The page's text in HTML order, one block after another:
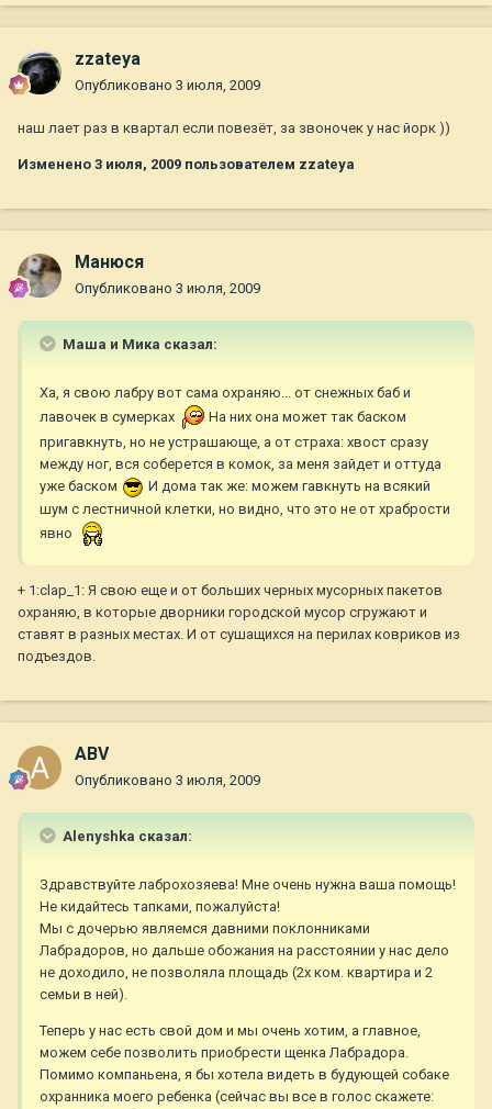
zzateya
Опубликовано 3 июля, 2009
наш лает раз в квартал если повезёт, за звоночек у нас йорк ))
Изменено 3 июля, 2009 пользователем zzateya
Манюся
Опубликовано 3 июля, 2009
Маша и Мика сказал:
Ха, я свою лабру вот сама охраняю... от снежных баб и
лавочек в сумерках
На них она может так баском
пригавкнуть, но не устрашающе, а от страха: хвост сразу
между ног, вся соберется в комок, за меня зайдет и оттуда
уже баском
И дома так же: можем гавкнуть на всякий
шум с лестничной клетки, но видно, что это не от храбрости
явно
+ 1:clap_1: Я свою еще и от больших черных мусорных пакетов
охраняю, в которые дворники городской мусор сгружают и
ставят в разных местах. И от сушащихся на перилах ковриков из
подъездов.
ABV
Опубликовано 3 июля, 2009
Alenyshka сказал:
Здравствуйте лаброхозяева! Мне очень нужна ваша помощь!
Не кидайтесь тапками, пожалуйста!
Мы с дочерью являемся давними поклонниками
Лабрадоров, но дальше обожания на расстоянии у нас дело
не доходило, не позволяла площадь (2х ком. квартира и 2
семьи в ней).
Теперь у нас есть свой дом и мы очень хотим, а главное,
можем себе позволить приобрести щенка Лабрадора.
Помимо компаньена, я бы хотела видеть в будующей собаке
охранника моего ребенка (сейчас вы все в голос скажете: